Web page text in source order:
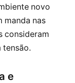
novo
manda nas
consideram
tensão.
e